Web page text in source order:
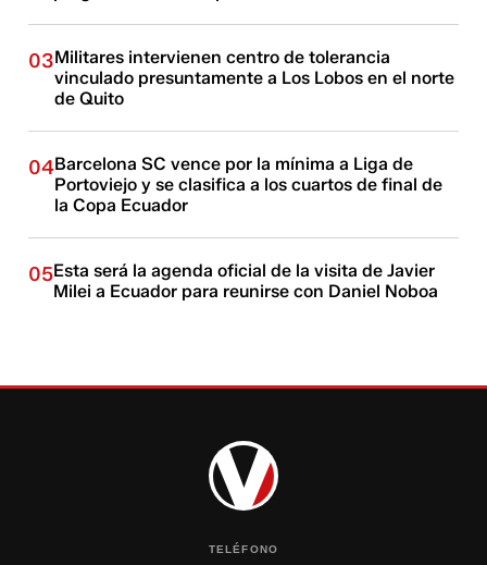
03Militares intervienen centro de tolerancia
vinculado presuntamente a Los Lobos en el norte
de Quito
04Barcelona SC vence por la mínima a Liga de
Portoviejo y se clasifica a los cuartos de final de
la Copa Ecuador
05Esta será la agenda oficial de la visita de Javier
Milei a Ecuador para reunirse con Daniel Noboa
TELÉFONO